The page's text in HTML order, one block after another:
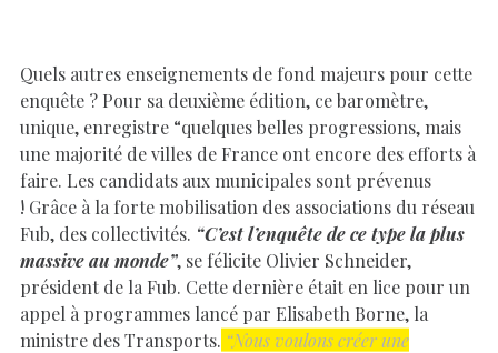
Quels autres enseignements de fond majeurs pour cette
enquête ? Pour sa deuxième édition, ce baromètre,
unique, enregistre “quelques belles progressions, mais
une majorité de villes de France ont encore des efforts à
faire. Les candidats aux municipales sont prévenus
! Grâce à la forte mobilisation des associations du réseau
Fub, des collectivités. “C’est l’enquête de ce type la plus
massive au monde”, se félicite Olivier Schneider,
président de la Fub. Cette dernière était en lice pour un
appel à programmes lancé par Elisabeth Borne, la
ministre des Transports. “Nous voulons créer une